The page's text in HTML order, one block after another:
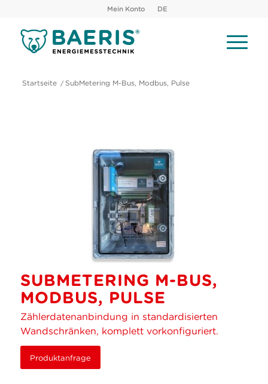
Mein Konto DE
Startseite / SubMetering M-Bus, Modbus, Pulse
SUBMETERING M-BUS,
MODBUS, PULSE
Zählerdatenanbindung in standardisierten
Wandschränken, komplett vorkonfiguriert.
Produktanfrage